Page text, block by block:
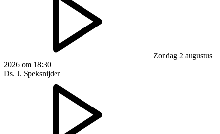
Zondag 2 augustus
2026 om 18:30
Ds. J. Speksnijder